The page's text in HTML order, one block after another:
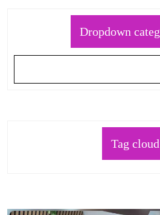
Dropdown
Tag cloud